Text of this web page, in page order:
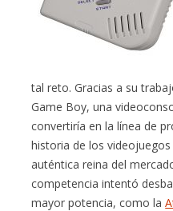
tal reto. Gracias a su
Game Boy, una
convertiría en la línea de
historia de los
auténtica reina del
competencia intentó
mayor potencia, como la